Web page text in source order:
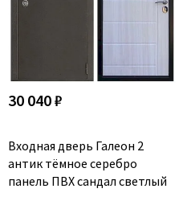
30 040 ₽
Входная дверь Галеон 2
антик тёмное серебро
панель ПВХ сандал светлый